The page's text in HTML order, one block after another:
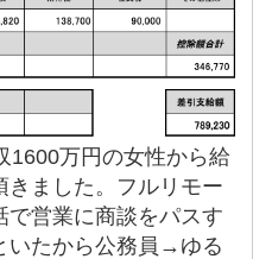
1600万円の女性から給
きました。フルリモー
で営業に商談をパスす
いたから公務員→ゆる